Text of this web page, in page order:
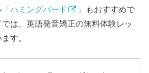
「ハミングバード
」もおすすめで
は、英語発音矯正の無料体験レッ
す。